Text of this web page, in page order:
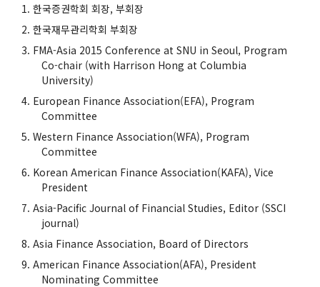
한국증권학회 회장, 부회장
한국재무관리학회 부회장
FMA-Asia 2015 Conference at SNU in Seoul, Program
Co-chair (with Harrison Hong at Columbia
University)
European Finance Association(EFA), Program
Committee
Western Finance Association(WFA), Program
Committee
Korean American Finance Association(KAFA), Vice
President
Asia-Pacific Journal of Financial Studies, Editor (SSCI
journal)
Asia Finance Association, Board of Directors
American Finance Association(AFA), President
Nominating Committee